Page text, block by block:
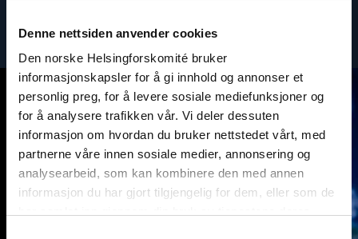
Denne nettsiden anvender cookies
Den norske Helsingforskomité bruker
informasjonskapsler for å gi innhold og annonser et
personlig preg, for å levere sosiale mediefunksjoner og
for å analysere trafikken vår. Vi deler dessuten
informasjon om hvordan du bruker nettstedet vårt, med
partnerne våre innen sosiale medier, annonsering og
analysearbeid, som kan kombinere den med annen
informasjon du har gjort tilgjengelig for dem, eller som de